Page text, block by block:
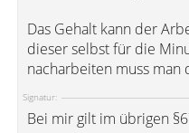
Das Gehalt kann der
dieser selbst für die
nacharbeiten muss man
Signatur:
Bei mir gilt im übrigen